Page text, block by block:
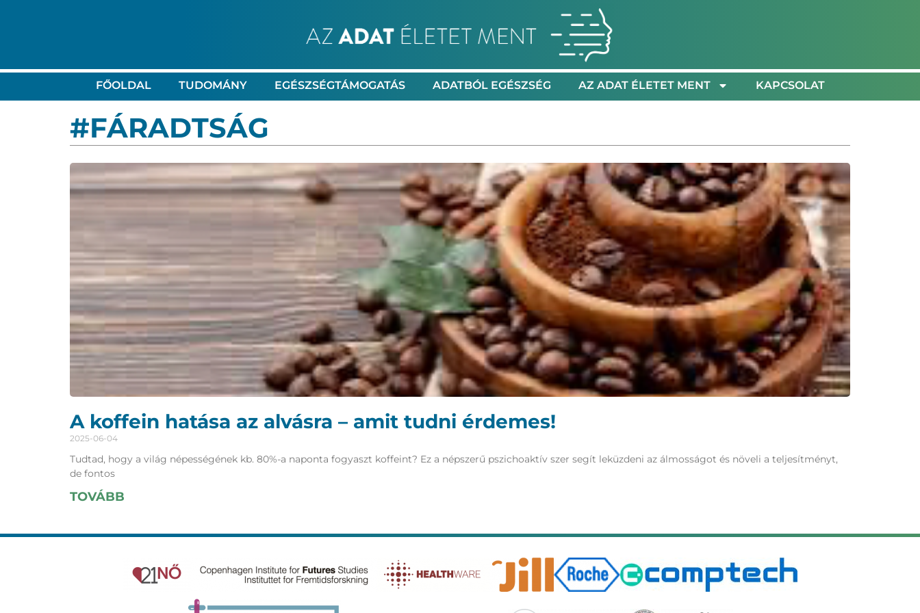
FŐOLDAL TUDOMÁNY EGÉSZSÉGTÁMOGATÁS ADATBÓL EGÉSZSÉG AZ ADAT ÉLETET MENT KAPCSOLAT
#FÁRADTSÁG
A koffein hatása az alvásra – amit tudni érdemes!
2025-06-04
Tudtad, hogy a világ népességének kb. 80%-a naponta fogyaszt koffeint? Ez a népszerű pszichoaktív szer segít leküzdeni az álmosságot és növeli a teljesítményt,
de fontos
TOVÁBB